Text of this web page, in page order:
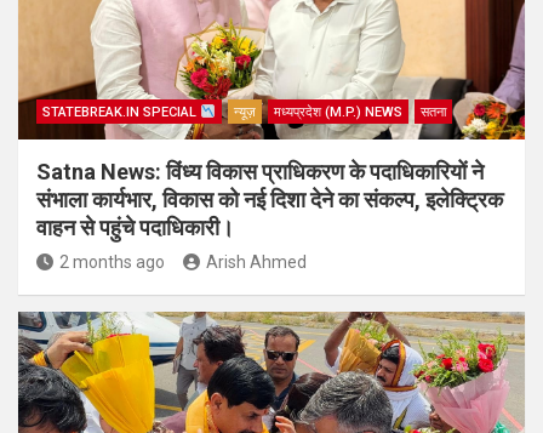
STATEBREAK.IN SPECIAL न्यूज़ मध्यप्रदेश (M.P.) NEWS सतना
Satna News: विंध्य विकास प्राधिकरण के पदाधिकारियों ने
संभाला कार्यभार, विकास को नई दिशा देने का संकल्प, इलेक्ट्रिक
वाहन से पहुंचे पदाधिकारी।
2 months ago Arish Ahmed